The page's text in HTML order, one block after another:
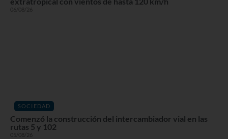
06/08/26
SOCIEDAD
Comenzó la construcción del intercambiador vial en las
rutas 5 y 102
05/08/26